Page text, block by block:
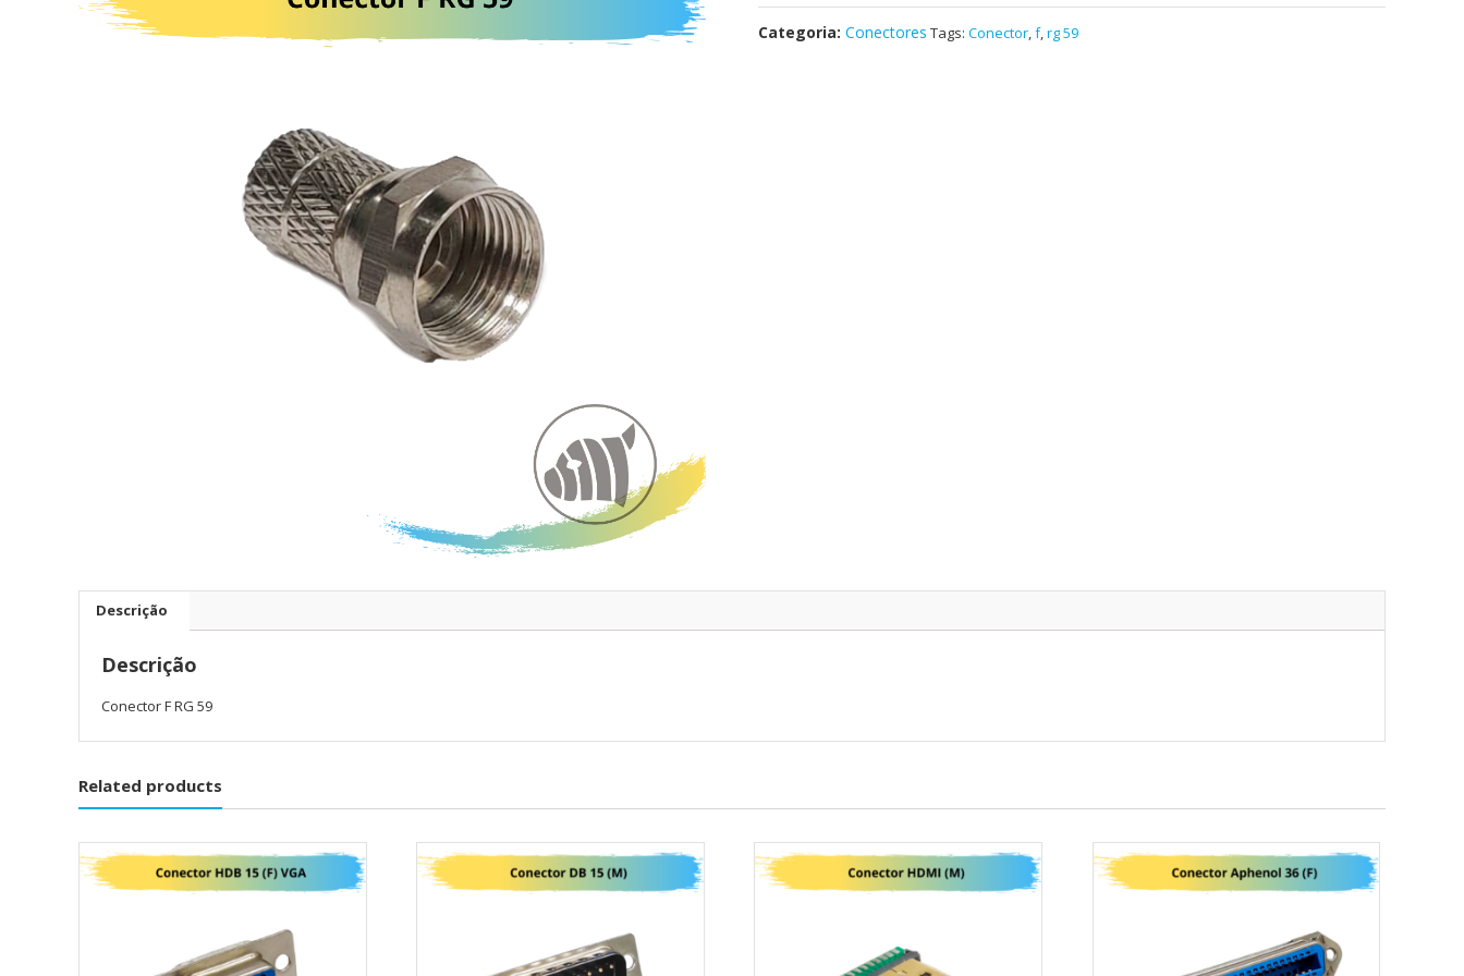
Categoria: Conectores Tags: Conector,f,rg 59
Descrição
Descrição
Conector F RG 59
Related products